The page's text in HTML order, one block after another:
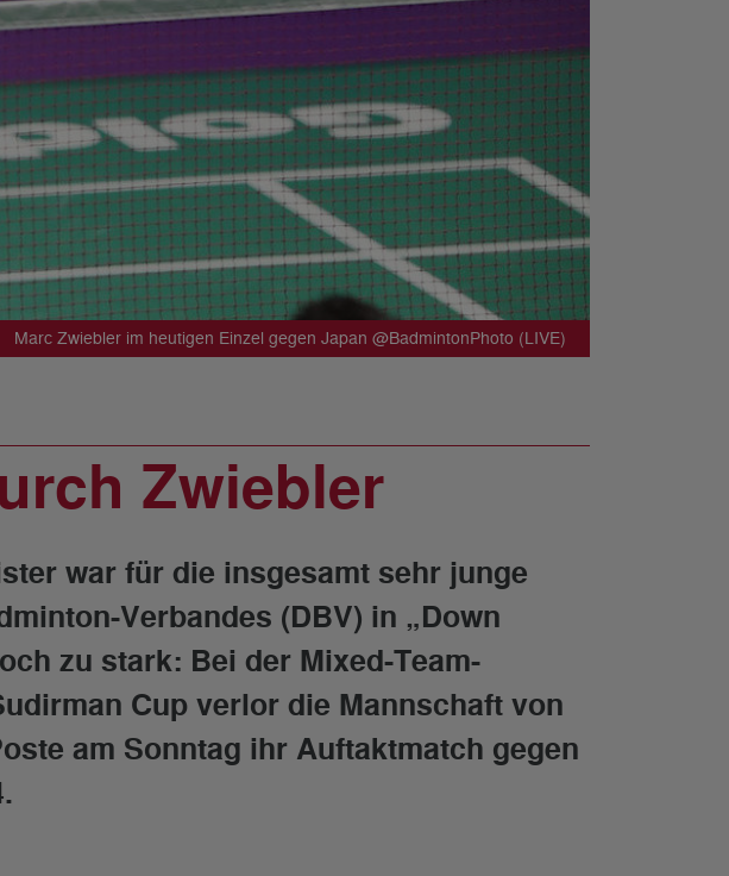
Marc Zwiebler im heutigen Einzel gegen Japan @BadmintonPhoto (LIVE)
Zwiebler
war für die insgesamt sehr junge
Verbandes (DBV) in „Down
zu stark: Bei der Mixed-Team-
Cup verlor die Mannschaft von
am Sonntag ihr Auftaktmatch gegen